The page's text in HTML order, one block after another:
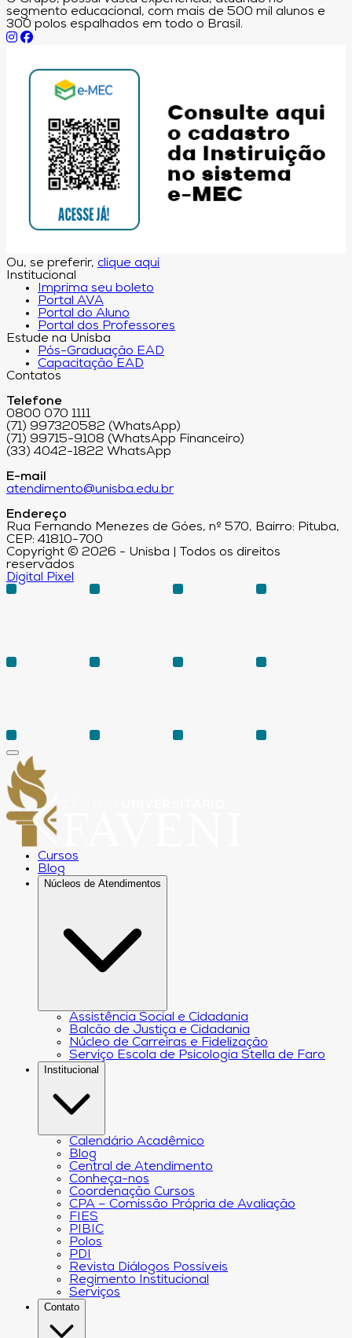
segmento educacional, com mais de 500 mil alunos e
300 polos espalhados em todo o Brasil.
Ou, se preferir, clique aqui
Institucional
Imprima seu boleto
Portal AVA
Portal do Aluno
Portal dos Professores
Estude na Unisba
Pós-Graduação EAD
Capacitação EAD
Contatos
Telefone
0800 070 1111
(71) 997320582 (WhatsApp)
(71) 99715-9108 (WhatsApp Financeiro)
(33) 4042-1822 WhatsApp
E-mail
atendimento@unisba.edu.br
Endereço
Rua Fernando Menezes de Góes, nº 570, Bairro: Pituba,
CEP: 41810-700
Copyright © 2026 - Unisba | Todos os direitos
reservados
Digital Pixel
Cursos
Blog
Núcleos de Atendimentos
Assistência Social e Cidadania
Balcão de Justiça e Cidadania
Núcleo de Carreiras e Fidelização
Serviço Escola de Psicologia Stella de Faro
Institucional
Calendário Acadêmico
Blog
Central de Atendimento
Conheça-nos
Coordenação Cursos
CPA – Comissão Própria de Avaliação
FIES
PIBIC
Polos
PDI
Revista Diálogos Possíveis
Regimento Institucional
Serviços
Contato